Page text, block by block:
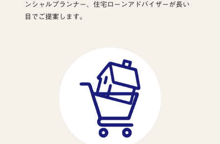
ンシャルプランナー、住宅ローンアドバイザーが長い
目でご提案します。